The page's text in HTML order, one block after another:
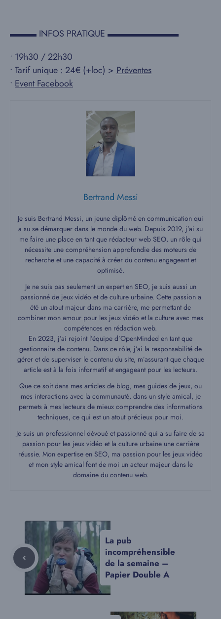
▬▬▬ INFOS PRATIQUE ▬▬▬▬▬▬▬▬
• 19h30 / 22h30
• Tarif unique : 24€ (+loc) > Préventes
• Event Facebook
Bertrand Messi
Je suis Bertrand Messi, un jeune diplômé en communication qui
a su se démarquer dans le monde du web. Depuis 2019, j’ai su
me faire une place en tant que rédacteur web SEO, un rôle qui
nécessite une compréhension approfondie des moteurs de
recherche et une capacité à créer du contenu engageant et
optimisé.
Je ne suis pas seulement un expert en SEO, je suis aussi un
passionné de jeux vidéo et de culture urbaine. Cette passion a
été un atout majeur dans ma carrière, me permettant de
combiner mon amour pour les jeux vidéo et la culture avec mes
compétences en rédaction web.
En 2023, j’ai rejoint l’équipe d’OpenMinded en tant que
gestionnaire de contenu. Dans ce rôle, j’ai la responsabilité de
gérer et de superviser le contenu du site, m’assurant que chaque
article est à la fois informatif et engageant pour les lecteurs.
Que ce soit dans mes articles de blog, mes guides de jeux, ou
mes interactions avec la communauté, dans un style amical, je
permets à mes lecteurs de mieux comprendre des informations
techniques, ce qui est un atout précieux pour moi.
Je suis un professionnel dévoué et passionné qui a su faire de sa
passion pour les jeux vidéo et la culture urbaine une carrière
réussie. Mon expertise en SEO, ma passion pour les jeux vidéo
et mon style amical font de moi un acteur majeur dans le
domaine du contenu web.
La pub
incompréhensible
de la semaine –
Papier Double A